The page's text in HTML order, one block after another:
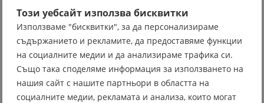
Вратовръзка 10
19.56 лв
10.00 €
Този уебсайт използва бисквитки
Използваме "бисквитки", за да персонализираме
съдържанието и рекламите, да предоставяме функции
на социалните медии и да анализираме трафика си.
Също така споделяме информация за използването на
нашия сайт с нашите партньори в областта на
социалните медии, рекламата и анализа, които могат